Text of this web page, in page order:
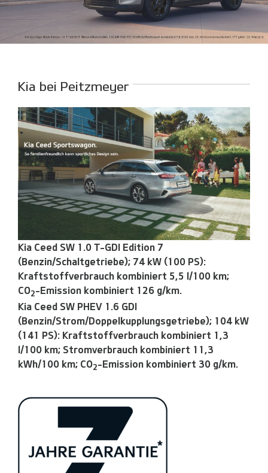
Kia bei Peitzmeyer
Kia Ceed SW 1.0 T-GDI Edition 7
(Benzin/Schaltgetriebe); 74 kW (100 PS):
Kraftstoffverbrauch kombiniert 5,5 l/100 km;
CO2-Emission kombiniert 126 g/km.
Kia Ceed SW PHEV 1.6 GDI
(Benzin/Strom/Doppelkupplungsgetriebe); 104 kW
(141 PS): Kraftstoffverbrauch kombiniert 1,3
l/100 km; Stromverbrauch kombiniert 11,3
kWh/100 km; CO2-Emission kombiniert 30 g/km.